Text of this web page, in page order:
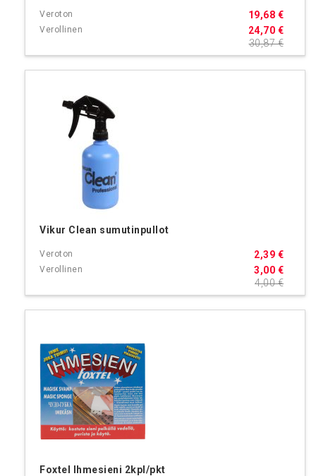
24,70 €
19,68 €
30,87 €
Vikur Clean sumutinpullot
3,00 €
2,39 €
4,00 €
Foxtel Ihmesieni 2kpl/pkt